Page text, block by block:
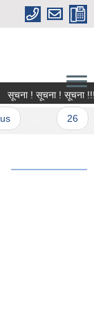
सूचना ! सूचना ! सूचना !!!!!